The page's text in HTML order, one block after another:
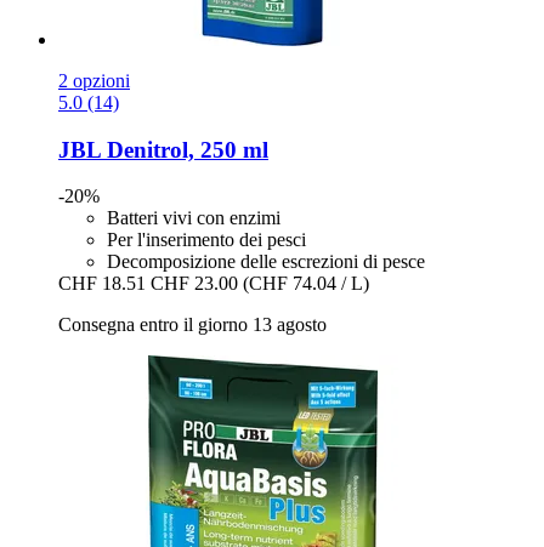
2 opzioni
5.0 (14)
JBL Denitrol, 250 ml
-20%
Batteri vivi con enzimi
Per l'inserimento dei pesci
Decomposizione delle escrezioni di pesce
CHF 18.51 CHF 23.00 (CHF 74.04 / L)
Consegna entro il giorno 13 agosto